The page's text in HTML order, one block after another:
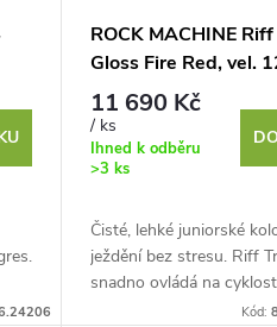
ROCK MACHINE
Gloss Fire Red, vel.
11 690 Kč
/ ks
Ihned k odběru
>3 ks
Čisté, lehké juniorské
ježdění bez stresu. Riff
snadno ovládá na
baví i na lesních cestách
Kód: